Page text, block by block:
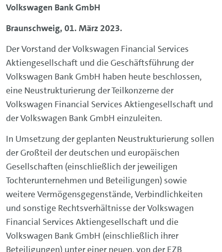
Volkswagen Bank GmbH
Braunschweig, 01. März 2023.
Der Vorstand der Volkswagen Financial Services
Aktiengesellschaft und die Geschäftsführung der
Volkswagen Bank GmbH haben heute beschlossen,
eine Neustrukturierung der Teilkonzerne der
Volkswagen Financial Services Aktiengesellschaft und
der Volkswagen Bank GmbH einzuleiten.
In Umsetzung der geplanten Neustrukturierung sollen
der Großteil der deutschen und europäischen
Gesellschaften (einschließlich der jeweiligen
Tochterunternehmen und Beteiligungen) sowie
weitere Vermögensgegenstände, Verbindlichkeiten
und sonstige Rechtsverhältnisse der Volkswagen
Financial Services Aktiengesellschaft und die
Volkswagen Bank GmbH (einschließlich ihrer
Beteiligungen) unter einer neuen, von der EZB